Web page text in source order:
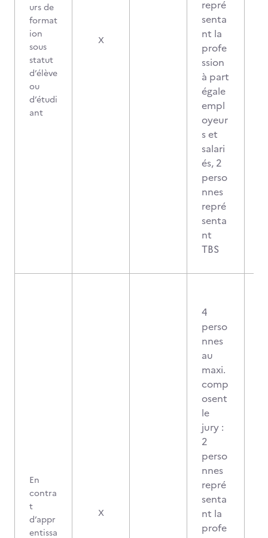
urs de
format
ion
sous
statut
d’élève
ou
d’étudi
ant
X
repré
senta
nt la
profe
ssion
à part
égale
empl
oyeur
s et
salari
és, 2
perso
nnes
repré
senta
nt
TBS
En
contra
t
d’appr
entissa
X
4
perso
nnes
au
maxi.
comp
osent
le
jury :
2
perso
nnes
repré
senta
nt la
profe